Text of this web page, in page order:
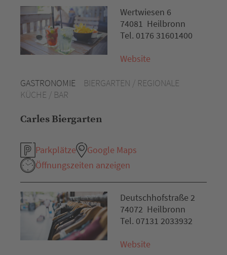
GASTRONOMIE
BIERGARTEN / REGIONALE
KÜCHE / BAR
Carles Biergarten
Parkplätze
Google Maps
Öffnungszeiten anzeigen
Wertwiesen 6
74081 Heilbronn
Tel. 0176 31601400
Website
Deutschhofstraße 2
74072 Heilbronn
Tel. 07131 2033932
Website